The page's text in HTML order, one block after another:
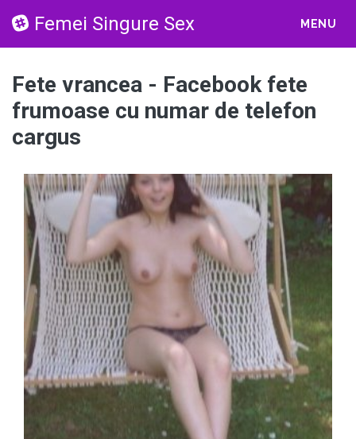
Femei Singure Sex MENU
Fete vrancea - Facebook fete
frumoase cu numar de telefon
cargus